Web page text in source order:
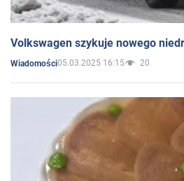
Volkswagen szykuje nowego
Wiadomości05.03.2025 16:15 20